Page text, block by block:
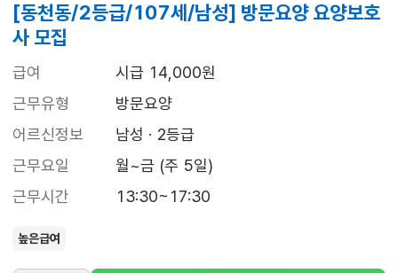
[동천동/2등급/107세/남성] 방문요양 요양보호
사 모집
급여
시급 14,000원
근무유형
방문요양
어르신정보
남성 · 2등급
근무요일
월~금 (주 5일)
근무시간
13:30~17:30
높은급여